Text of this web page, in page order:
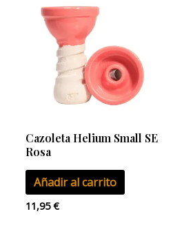
Cazoleta Helium Small SE
Rosa
Añadir al carrito
11,95€